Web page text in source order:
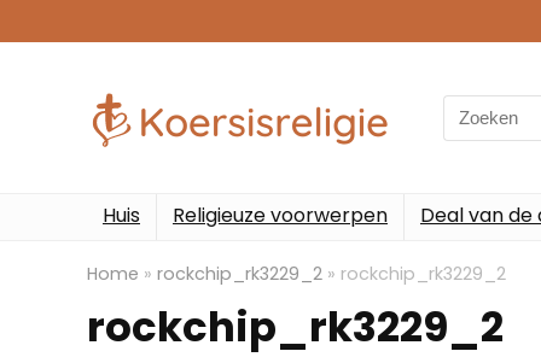
Search
for:
Huis Religieuze voorwerpen Deal van de
Home » rockchip_rk3229_2 » rockchip_rk3229_2
rockchip_rk3229_2